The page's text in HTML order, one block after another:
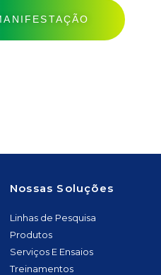
Nossas Soluções
Linhas de Pesquisa
Produtos
Serviços E Ensaios
Treinamentos